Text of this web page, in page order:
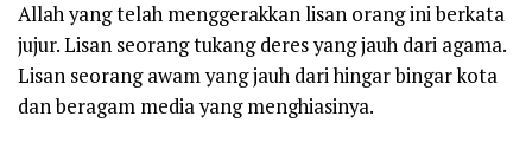
Allah yang telah menggerakkan lisan orang ini berkata
jujur. Lisan seorang tukang deres yang jauh dari agama.
Lisan seorang awam yang jauh dari hingar bingar kota
dan beragam media yang menghiasinya.